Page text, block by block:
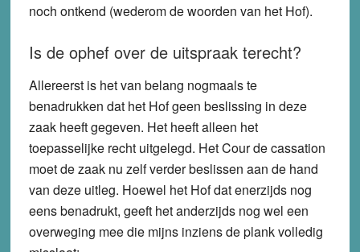
noch ontkend (wederom de woorden van het Hof).
Is de ophef over de uitspraak terecht?
Allereerst is het van belang nogmaals te
benadrukken dat het Hof geen beslissing in deze
zaak heeft gegeven. Het heeft alleen het
toepasselijke recht uitgelegd. Het Cour de cassation
moet de zaak nu zelf verder beslissen aan de hand
van deze uitleg. Hoewel het Hof dat enerzijds nog
eens benadrukt, geeft het anderzijds nog wel een
overweging mee die mijns inziens de plank volledig